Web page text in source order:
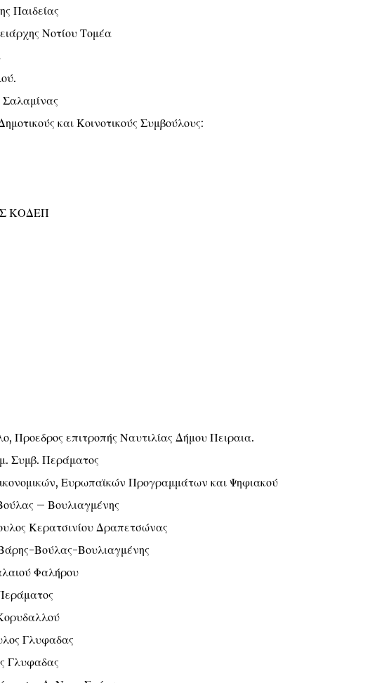
Παιδείας
Νοτίου Τομέα
και Κοινοτικούς Συμβούλους:
ΚΟΔΕΠ
Προεδρος επιτροπής Ναυτιλίας Δήμου Πειραια.
Συμβ. Περάματος
Ευρωπαϊκών Προγραμμάτων και Ψηφιακού
– Βουλιαγμένης
Κερατσινίου Δραπετσώνας
Βούλας-Βουλιαγμένης
Φαλήρου
Γλυφαδας
Γλυφαδας